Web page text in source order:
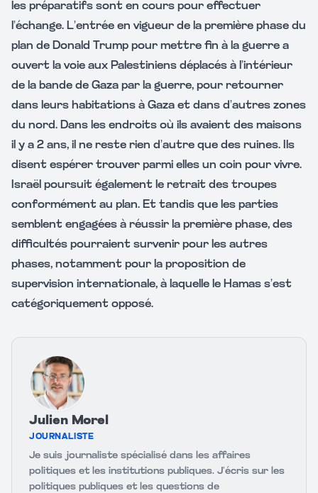
les préparatifs sont en cours pour effectuer
l’échange. L’entrée en vigueur de la première phase du
plan de Donald Trump pour mettre fin à la guerre a
ouvert la voie aux Palestiniens déplacés à l’intérieur
de la bande de Gaza par la guerre, pour retourner
dans leurs habitations à Gaza et dans d’autres zones
du nord. Dans les endroits où ils avaient des maisons
il y a 2 ans, il ne reste rien d’autre que des ruines. Ils
disent espérer trouver parmi elles un coin pour vivre.
Israël poursuit également le retrait des troupes
conformément au plan. Et tandis que les parties
semblent engagées à réussir la première phase, des
difficultés pourraient survenir pour les autres
phases, notamment pour la proposition de
supervision internationale, à laquelle le Hamas s’est
catégoriquement opposé.
Julien Morel
JOURNALISTE
Je suis journaliste spécialisé dans les affaires
politiques et les institutions publiques. J’écris sur les
politiques publiques et les questions de